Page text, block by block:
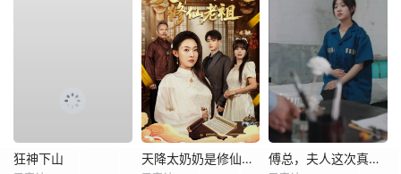
狂神下山 天降太奶奶是修仙老祖 傅总，夫人这次真的死了